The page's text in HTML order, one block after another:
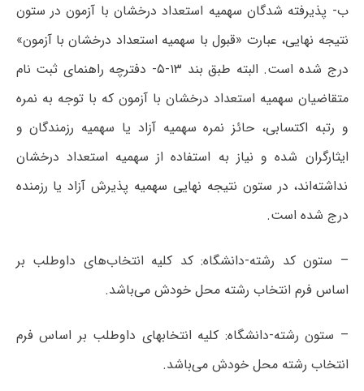
ب- پذیرفته شدگان سهمیه استعداد درخشان با آزمون در ستون
نتیجه نهایی، عبارت «قبول با سهمیه استعداد درخشان با آزمون»
درج شده است. البته طبق بند ۱۳-۵- دفترچه راهنمای ثبت نام
متقاضیان سهمیه استعداد درخشان با آزمون که با توجه به نمره
و رتبه اکتسابی، حائز نمره سهمیه آزاد یا سهمیه رزمندگان و
ایثارگران شده و نیاز به استفاده از سهمیه استعداد درخشان
نداشته‌اند، در ستون نتیجه نهایی سهمیه پذیرش آزاد یا رزمنده
درج شده است.
– ستون کد رشته-دانشگاه: کد کلیه انتخاب‌های داوطلب بر
اساس فرم انتخاب رشته محل خودش می‌باشد.
– ستون رشته-دانشگاه: کلیه انتخابهای داوطلب بر اساس فرم
انتخاب رشته محل خودش می‌باشد.